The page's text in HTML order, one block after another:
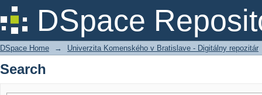
DSpace
Search
DSpace Home → Univerzita Komenského v Bratislave - Digitálny repozitár
Search